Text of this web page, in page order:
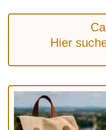
Hier